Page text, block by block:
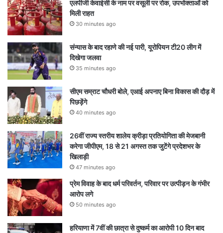
एलपीजी केवाईसी के नाम पर वसूली पर रोक, उपभोक्ताओं को
मिली राहत
30 minutes ago
संन्यास के बाद रहाणे की नई पारी, यूरोपियन टी20 लीग में
दिखेगा जलवा
35 minutes ago
सीएम सम्राट चौधरी बोले, एआई अपनाए बिना विकास की दौड़ में
पिछड़ेंगे
40 minutes ago
26वीं राज्य स्तरीय शालेय क्रीड़ा प्रतियोगिता की मेजबानी
करेगा जीपीएम, 18 से 21 अगस्त तक जुटेंगे प्रदेशभर के
खिलाड़ी
47 minutes ago
प्रेम विवाह के बाद धर्म परिवर्तन, परिवार पर उत्पीड़न के गंभीर
आरोप लगे
50 minutes ago
हरियाणा में 7वीं की छात्रा से दुष्कर्म का आरोपी 10 दिन बाद